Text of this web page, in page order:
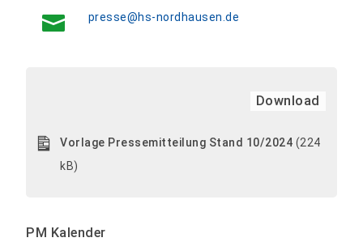
presse@hs-nordhausen.de
Download
Vorlage Pressemitteilung Stand 10/2024 (224
kB)
PM Kalender